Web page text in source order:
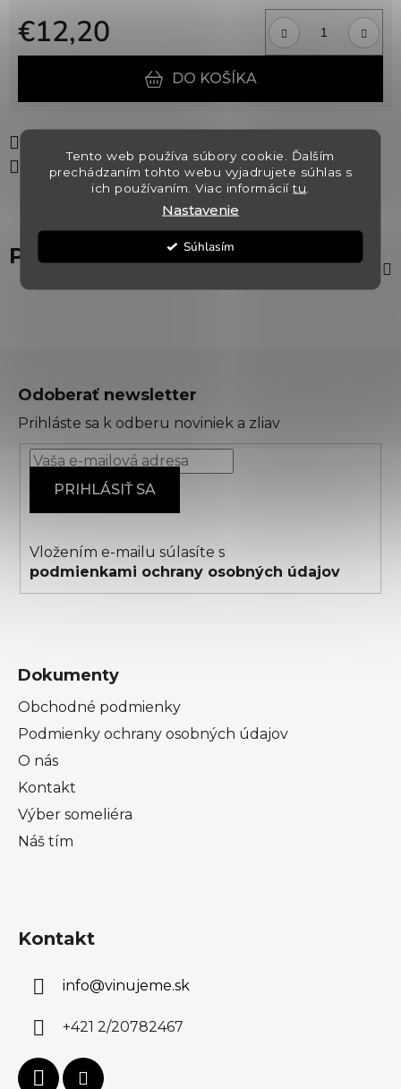
Tento web používa súbory cookie. Ďalším
prechádzaním tohto webu vyjadrujete súhlas s
ich používaním. Viac informáciítu
Nastavenie
Súhlasím
€12,20
Jednotková cena:
DO KOŠÍKA
Zdieľať
Popis
Odoberať newsletter
Prihláste sa k odberu noviniek a zliav
PRIHLÁSIŤ SA
Vložením e-mailu súlasíte s
podmienkami ochrany osobných údajov
Dokumenty
Obchodné podmienky
Podmienky ochrany osobných údajov
O nás
Kontakt
Výber someliéra
Náš tím
Kontakt
info@vinujeme.sk
+421 2/20782467